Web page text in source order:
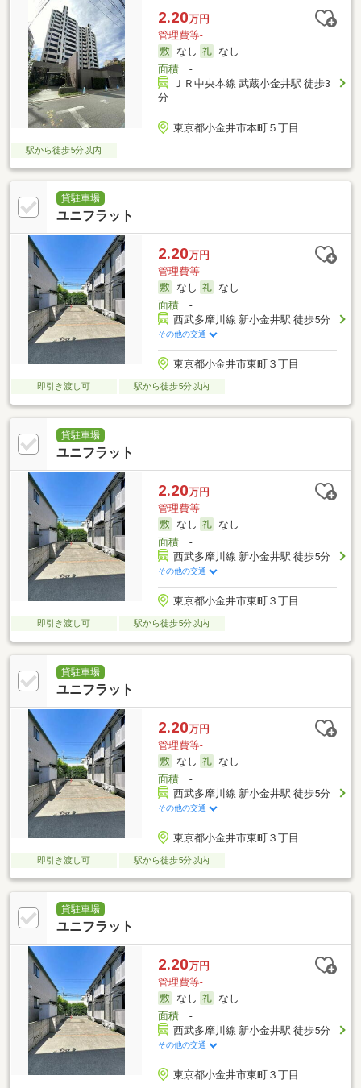
2.20万円
管理費等-
なし
なし
面積-
ＪＲ中央本線 武蔵小金井駅 徒歩3
分
東京都小金井市本町５丁目
駅から徒歩5分以内
貸駐車場
ユニフラット
2.20万円
管理費等-
なし
なし
面積-
西武多摩川線 新小金井駅 徒歩5分
その他の交通
東京都小金井市東町３丁目
即引き渡し可 駅から徒歩5分以内
貸駐車場
ユニフラット
2.20万円
管理費等-
なし
なし
面積-
西武多摩川線 新小金井駅 徒歩5分
その他の交通
東京都小金井市東町３丁目
即引き渡し可 駅から徒歩5分以内
貸駐車場
ユニフラット
2.20万円
管理費等-
なし
なし
面積-
西武多摩川線 新小金井駅 徒歩5分
その他の交通
東京都小金井市東町３丁目
即引き渡し可 駅から徒歩5分以内
貸駐車場
ユニフラット
2.20万円
管理費等-
なし
なし
面積-
西武多摩川線 新小金井駅 徒歩5分
その他の交通
東京都小金井市東町３丁目